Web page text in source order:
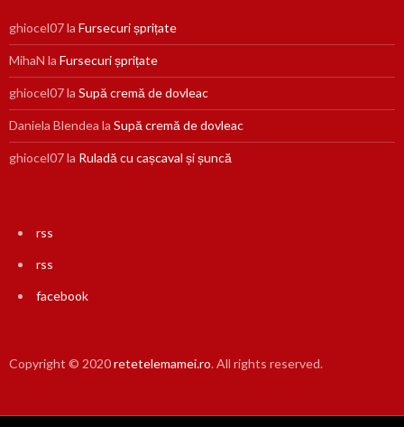
ghiocel07la Fursecuri șprițate
MihaN la Fursecuri șprițate
ghiocel07la Supă cremă de dovleac
Daniela Blendea la Supă cremă de dovleac
ghiocel07la Ruladă cu cașcaval și șuncă
rss
rss
facebook
Copyright © 2020retetelemamei.ro. All rights reserved.